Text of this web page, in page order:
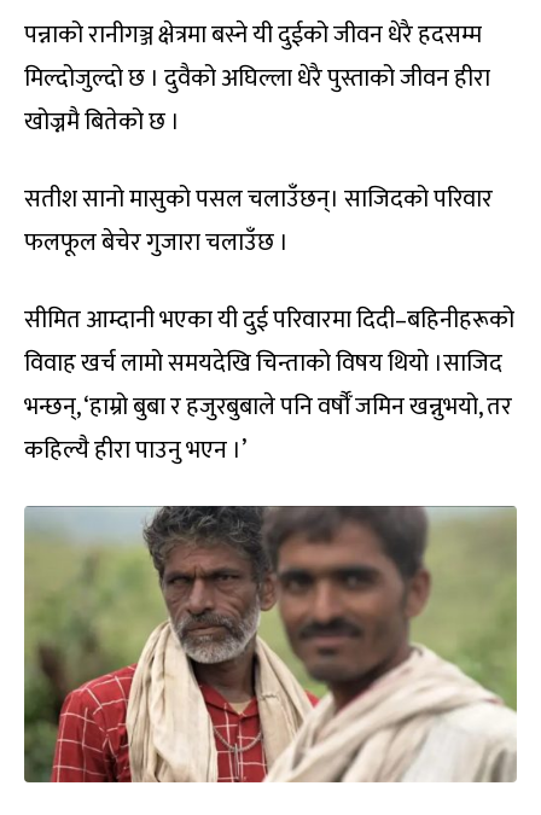
पन्नाको रानीगञ्ज क्षेत्रमा बस्ने यी दुईको जीवन धेरै हदसम्म
मिल्दोजुल्दो छ । दुवैको अघिल्ला धेरै पुस्ताको जीवन हीरा
खोज्नमै बितेको छ ।
सतीश सानो मासुको पसल चलाउँछन्। साजिदको परिवार
फलफूल बेचेर गुजारा चलाउँछ ।
सीमित आम्दानी भएका यी दुई परिवारमा दिदी–बहिनीहरूको
विवाह खर्च लामो समयदेखि चिन्ताको विषय थियो ।साजिद
भन्छन्, ‘हाम्रो बुबा र हजुरबुबाले पनि वर्षौँ जमिन खन्नुभयो, तर
कहिल्यै हीरा पाउनु भएन ।’